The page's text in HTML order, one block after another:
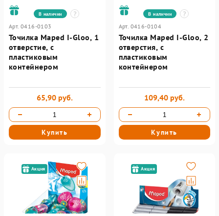
В наличии
Арт. 0416-0103
Точилка Maped I-Gloo, 1
отверстие, с
пластиковым
контейнером
65,90 руб.
Купить
В наличии
Арт. 0416-0104
Точилка Maped I-Gloo, 2
отверстия, с
пластиковым
контейнером
109,40 руб.
Купить
Акция Акция